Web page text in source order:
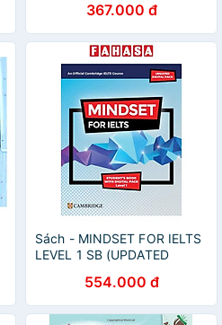
367.000 đ
Sách - MINDSET FOR IELTS
LEVEL 1 SB (UPDATED
554.000 đ